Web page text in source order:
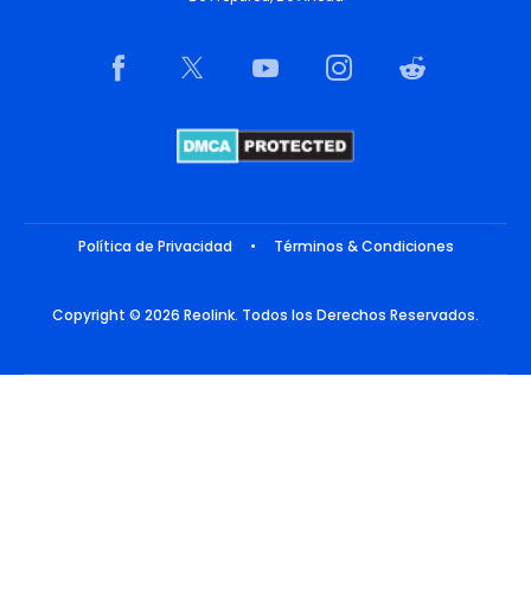
Política de Privacidad • Términos & Condiciones
Copyright © 2026 Reolink. Todos los Derechos Reservados.